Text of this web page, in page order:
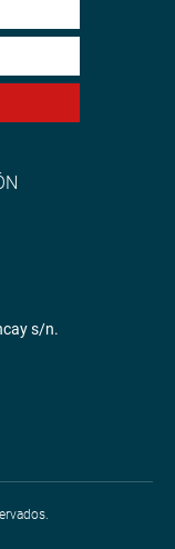
s/n.